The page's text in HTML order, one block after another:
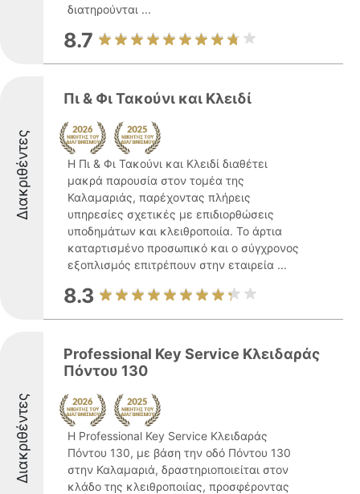
διατηρούνται ...
8.7
Διακριθέντες
Πι & Φι Τακούνι και Κλειδί
Η Πι & Φι Τακούνι και Κλειδί διαθέτει
μακρά παρουσία στον τομέα της
Καλαμαριάς, παρέχοντας πλήρεις
υπηρεσίες σχετικές με επιδιορθώσεις
υποδημάτων και κλειθροποιία. Το άρτια
καταρτισμένο προσωπικό και ο σύγχρονος
εξοπλισμός επιτρέπουν στην εταιρεία ...
8.3
Διακριθέντες
Professional Key Service Κλειδαράς
Πόντου 130
Η Professional Key Service Κλειδαράς
Πόντου 130, με βάση την οδό Πόντου 130
στην Καλαμαριά, δραστηριοποιείται στον
κλάδο της κλειθροποιίας, προσφέροντας